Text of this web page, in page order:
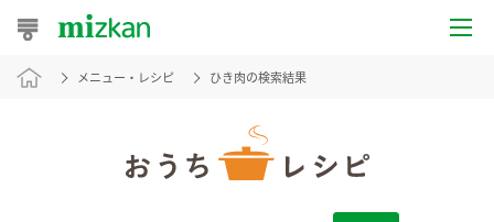
おうちレシピ
メニュー・レシピ ひき肉の検索結果